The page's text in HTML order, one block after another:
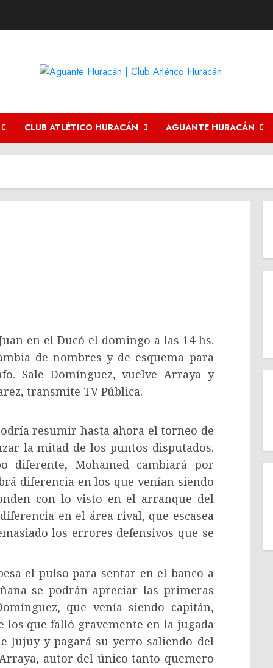
CLUB ATLÉTICO HURACÁN AGUANTE HURACÁN
en el Ducó el domingo a las 14 hs.
de nombres y de esquema para
Sale Domínguez, vuelve Arraya y
transmite TV Pública.
resumir hasta ahora el torneo de
la mitad de los puntos disputados.
diferente, Mohamed cambiará por
diferencia en los que venían siendo
con lo visto en el arranque del
en el área rival, que escasea
los errores defensivos que se
el pulso para sentar en el banco a
se podrán apreciar las primeras
que venía siendo capitán,
los que falló gravemente en la jugada
Jujuy y pagará su yerro saliendo del
autor del único tanto quemero